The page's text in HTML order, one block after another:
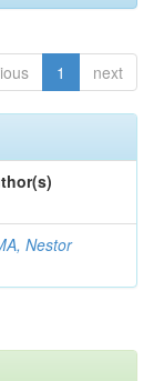
1 next
Nestor